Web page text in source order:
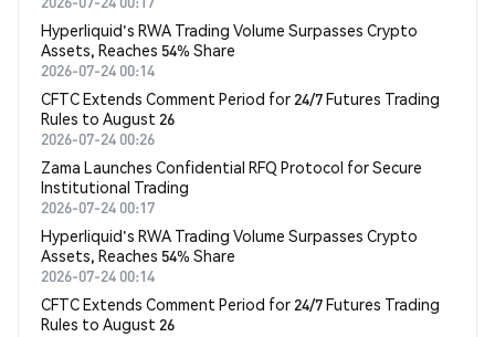
Hyperliquid's RWA Trading Volume Surpasses Crypto
Assets, Reaches 54% Share
2026-07-24 00:14
CFTC Extends Comment Period for 24/7 Futures Trading
Rules to August 26
2026-07-24 00:26
Zama Launches Confidential RFQ Protocol for Secure
Institutional Trading
2026-07-24 00:17
Hyperliquid's RWA Trading Volume Surpasses Crypto
Assets, Reaches 54% Share
2026-07-24 00:14
CFTC Extends Comment Period for 24/7 Futures Trading
Rules to August 26